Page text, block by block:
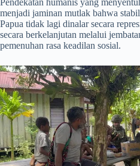
menjadi jaminan mutlak bahwa
Papua tidak lagi dinalar secara
secara berkelanjutan melalui
pemenuhan rasa keadilan sosial.